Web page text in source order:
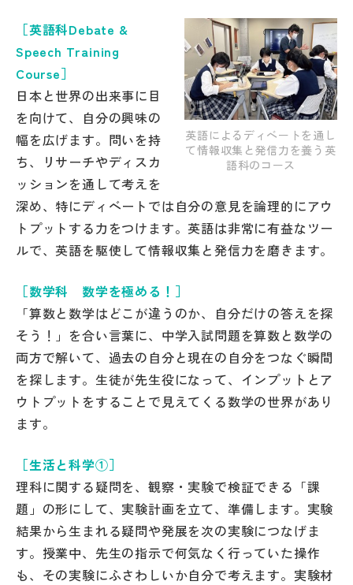
学校HP最新情報
特集
NettyLandかわら版
その他
お問い合わせ
個人情報保護方針
サイトマップ
運営会社
英語によるディベートを通し
て情報収集と発信力を養う英
語科のコース
［英語科Debate &
Speech Training
Course］
日本と世界の出来事に目
を向けて、自分の興味の
幅を広げます。問いを持
ち、リサーチやディスカ
ッションを通して考えを
深め、特にディベートでは自分の意見を論理的にアウ
トプットする力をつけます。英語は非常に有益なツー
ルで、英語を駆使して情報収集と発信力を磨きます。
［数学科 数学を極める！］
「算数と数学はどこが違うのか、自分だけの答えを探
そう！」を合い言葉に、中学入試問題を算数と数学の
両方で解いて、過去の自分と現在の自分をつなぐ瞬間
を探します。生徒が先生役になって、インプットとア
ウトプットをすることで見えてくる数学の世界があり
ます。
［生活と科学①］
理科に関する疑問を、観察・実験で検証できる「課
題」の形にして、実験計画を立て、準備します。実験
結果から生まれる疑問や発展を次の実験につなげま
す。授業中、先生の指示で何気なく行っていた操作
も、その実験にふさわしいか自分で考えます。実験材